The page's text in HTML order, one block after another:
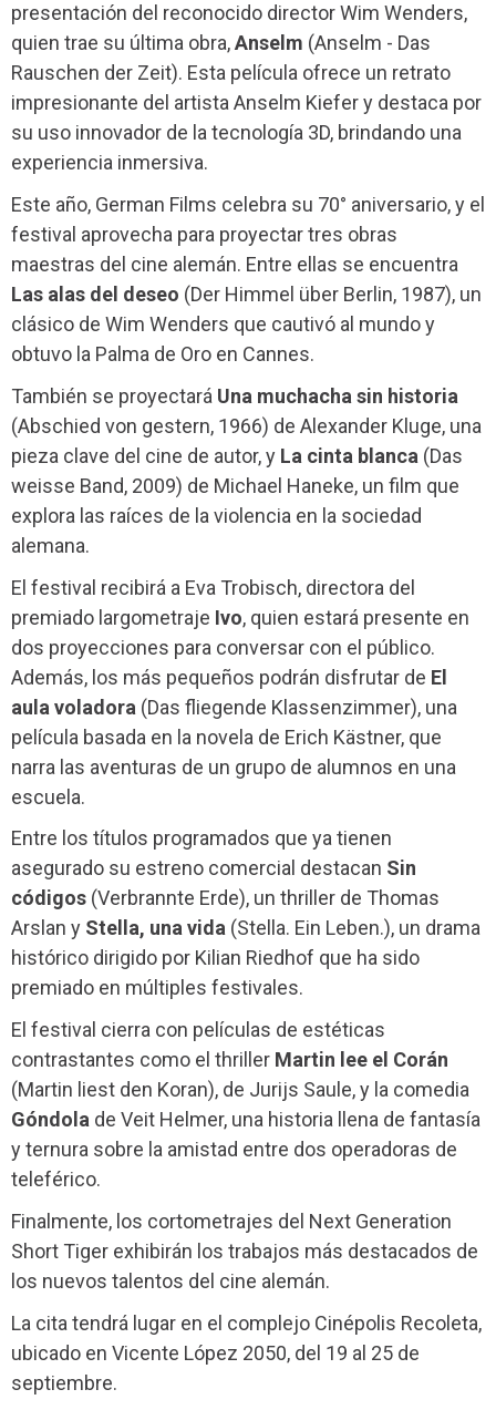
presentación del reconocido director Wim Wenders,
quien trae su última obra,Anselm (Anselm - Das
Rauschen der Zeit). Esta película ofrece un retrato
impresionante del artista Anselm Kiefer y destaca por
su uso innovador de la tecnología 3D, brindando una
experiencia inmersiva.
Este año, German Films celebra su 70° aniversario, y el
festival aprovecha para proyectar tres obras
maestras del cine alemán. Entre ellas se encuentra
Las alas del deseo (Der Himmel über Berlin, 1987), un
clásico de Wim Wenders que cautivó al mundo y
obtuvo la Palma de Oro en Cannes.
También se proyectará Una muchacha sin historia
(Abschied von gestern, 1966) de Alexander Kluge, una
pieza clave del cine de autor, y La cinta blanca (Das
weisse Band, 2009) de Michael Haneke, un film que
explora las raíces de la violencia en la sociedad
alemana.
El festival recibirá a Eva Trobisch, directora del
premiado largometraje Ivo, quien estará presente en
dos proyecciones para conversar con el público.
Además, los más pequeños podrán disfrutar de El
aula voladora (Das fliegende Klassenzimmer), una
película basada en la novela de Erich Kästner, que
narra las aventuras de un grupo de alumnos en una
escuela.
Entre los títulos programados que ya tienen
asegurado su estreno comercial destacan Sin
códigos (Verbrannte Erde), un thriller de Thomas
Arslan y Stella, una vida (Stella. Ein Leben.), un drama
histórico dirigido por Kilian Riedhof que ha sido
premiado en múltiples festivales.
El festival cierra con películas de estéticas
contrastantes como el thriller Martin lee el Corán
(Martin liest den Koran), de Jurijs Saule, y la comedia
Góndola de Veit Helmer, una historia llena de fantasía
y ternura sobre la amistad entre dos operadoras de
teleférico.
Finalmente, los cortometrajes del Next Generation
Short Tiger exhibirán los trabajos más destacados de
los nuevos talentos del cine alemán.
La cita tendrá lugar en el complejo Cinépolis Recoleta,
ubicado en Vicente López 2050, del 19 al 25 de
septiembre.